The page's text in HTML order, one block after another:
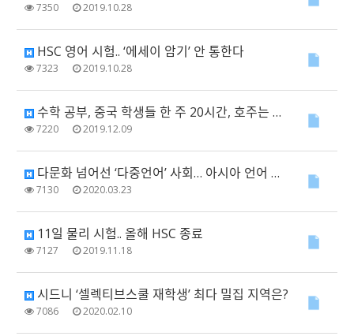
7350 2019.10.28
HSC 영어 시험.. ‘에세이 암기’ 안 통한다
7323 2019.10.28
수학 공부, 중국 학생들 한 주 20시간, 호주는 불과 3시간
7220 2019.12.09
다문화 넘어선 ‘다중언어’ 사회… 아시아 언어 사용 급증세
7130 2020.03.23
11일 물리 시험.. 올해 HSC 종료
7127 2019.11.18
시드니 ‘셀렉티브스쿨 재학생’ 최다 밀집 지역은?
7086 2020.02.10